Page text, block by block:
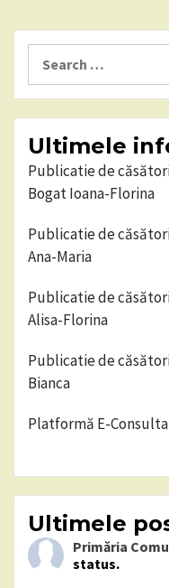
Ultimele
Publicatie de
Bogat Ioana-Florina
Publicatie de
Ana-Maria
Publicatie de
Alisa-Florina
Publicatie de
Bianca
Platformă E-
Ultimele
Primăria
status.